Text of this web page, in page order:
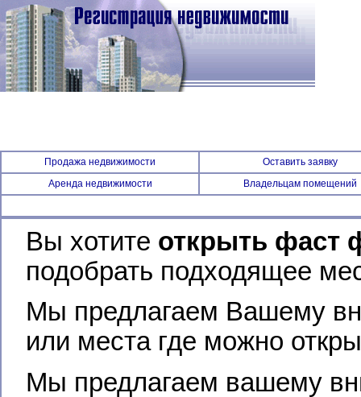
Продажа недвижимости
Оставить заявку
Аренда недвижимости
Владельцам помещений
Вы хотите открыть фаст
подобрать подходящее
Мы предлагаем Вашему
или места где можно
Мы предлагаем вашему